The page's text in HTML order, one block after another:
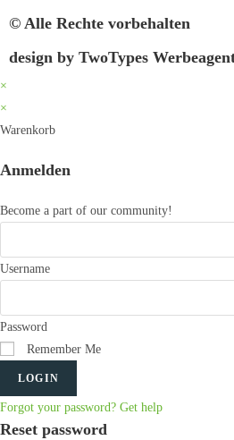
© Alle Rechte vorbehalten
design by TwoTypes
×
×
Warenkorb
Anmelden
Become a part of our community!
Username
Password
Remember Me
LOGIN
Forgot your password? Get help
Reset password